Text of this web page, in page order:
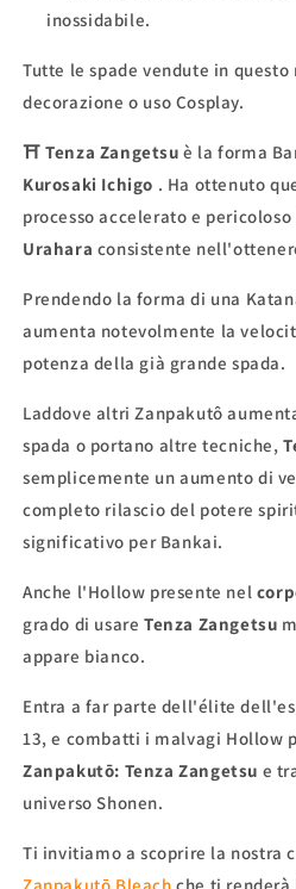
inossidabile.
Tutte le spade vendute in questo
decorazione o uso Cosplay.
⛩Tenza Zangetsu è la forma
Kurosaki Ichigo . Ha ottenuto
processo accelerato e
Urahara consistente
Prendendo la forma di una
aumenta notevolmente la
potenza della già grande spada.
Laddove altri Zanpakutô
spada o portano altre tecniche,
semplicemente un aumento di
completo rilascio del potere
significativo per Bankai.
Anche l'Hollow presente nel
grado di usare Tenza Zangetsu
appare bianco.
Entra a far parte dell'élite
13, e combatti i malvagi Hollow
Zanpakutō: Tenza Zangetsu e
universo Shonen.
Ti invitiamo a scoprire la nostra
Zanpakutō Bleach che ti renderà